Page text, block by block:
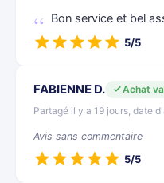
Bon service et bel
5/5
FABIENNE D.
Achat
Partagé il y a 19 jours, date
Avis sans commentaire
5/5